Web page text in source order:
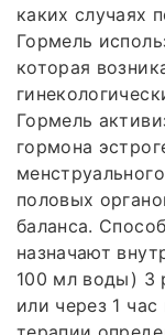
каких случаях
Гормель
которая
Гормель
гормона
половых
баланса.
назначают
100 мл воды) 3
или через 1